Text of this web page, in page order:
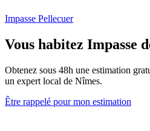
Impasse Pellecuer
Vous habitez Impasse
Obtenez sous 48h une estimation
un expert local de Nîmes.
Être rappelé pour mon estimation